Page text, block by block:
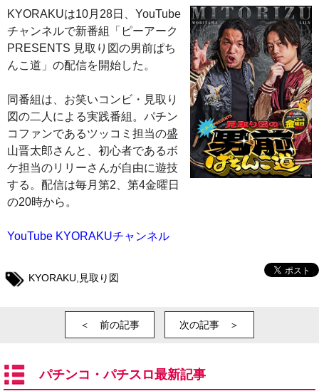
KYORAKUは10月28日、YouTube
チャンネルで新番組「ピーアーク
PRESENTS 見取り図の男前ぱち
んこ道」の配信を開始した。
同番組は、お笑いコンビ・見取り
図の二人による実践番組。パチン
コファンであるツッコミ担当の盛
山晋太郎さんと、初心者であるボ
ケ担当のリリーさんが自由に遊技
する。配信は毎月第2、第4金曜日
の20時から。
YouTube KYORAKUチャンネル
KYORAKU 見取り図
＜ 前の記事 次の記事 ＞
パチンコ・パチスロ最新記事